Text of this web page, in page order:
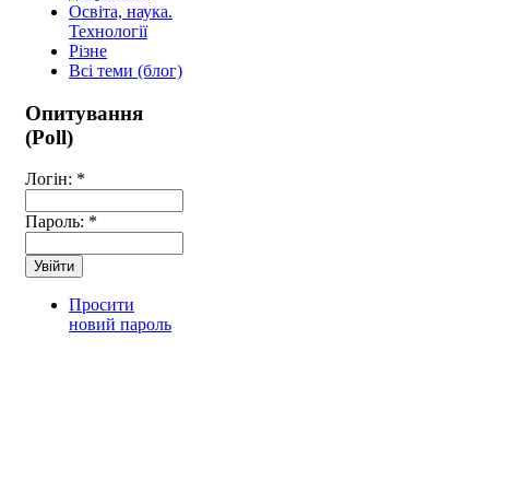
Освіта, наука.
Технології
Різне
Всі теми (блог)
Опитування
(Poll)
Логін: *
Пароль: *
Просити
новий пароль